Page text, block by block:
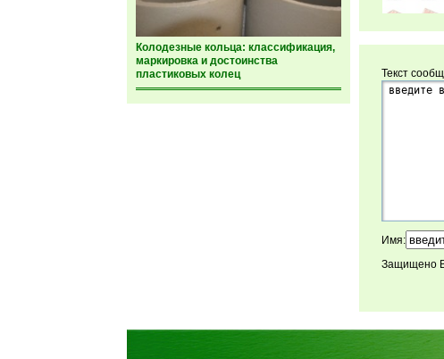
Колодезные кольца: классификация,
маркировка и достоинства
пластиковых колец
Текст
Имя:
Защищено